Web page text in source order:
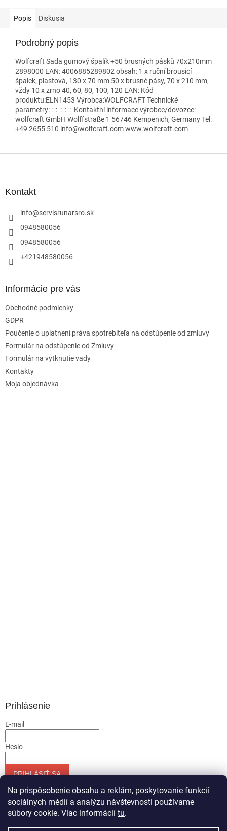
Na prispôsobenie obsahu a reklám, poskytovanie funkcií
sociálnych médií a analýzu návštevnosti používame
súbory cookie. Viac informácií tu.
Popis Diskusia
Podrobný popis
Wolfcraft Sada gumový špalík +50 brusných pásků 70x210mm
2898000 EAN: 4006885289802 obsah: 1 x ruční brousicí
špalek, plastová, 130 x 70 mm 50 x brusné pásy, 70 x 210 mm,
vždy 10 x zrno 40, 60, 80, 100, 120 EAN: Kód
produktu:ELN1453 Výrobca:WOLFCRAFT Technické
parametry: : : : : : Kontaktní informace výrobce/dovozce:
wolfcraft GmbH Wolffstraße 1 56746 Kempenich, Germany Tel:
+49 2655 510 info@wolfcraft.com www.wolfcraft.com
Kontakt
info@servisrunarsro.sk
0948580056
0948580056
+421948580056
Informácie pre vás
Obchodné podmienky
GDPR
Poučenie o uplatnení práva spotrebiteľa na odstúpenie od zmluvy
Formulár na odstúpenie od Zmluvy
Formulár na vytknutie vady
Kontakty
Moja objednávka
Prihlásenie
E-mail
Heslo
PRIHLÁSIŤ SA
Nová registráciaZabudnuté heslo